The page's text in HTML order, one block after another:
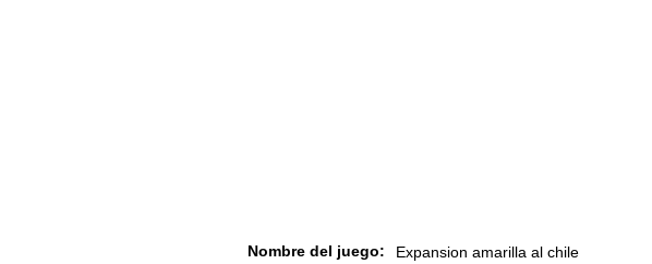
Nombre del juego:
Expansion amarilla al chile